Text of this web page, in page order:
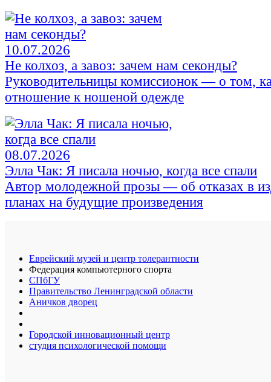
10.07.2026
Не колхоз, а завоз: зачем нам секонды?
Руководительницы комиссионок — о том,
отношение к ношеной одежде
08.07.2026
Элла Чак: Я писала ночью, когда все спали
Автор молодежной прозы — об отказах в
планах на будущие произведения
Еврейский музей и центр толерантности
Федерация компьютерного спорта
СПбГУ
Правительство Ленинградской области
Аничков дворец
Городской инновационный центр
студия психологической помощи